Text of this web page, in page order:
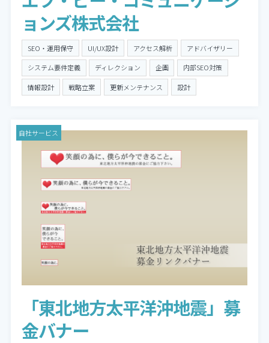
ョンズ株式会社
SEO・運用保守 UI/UX設計 アクセス解析 アドバイザリー
システム要件定義 ディレクション 企画 内部SEO対策
情報設計 戦略立案 更新メンテナンス 設計
自社サービス
「東北地方太平洋沖地震」募
金バナー